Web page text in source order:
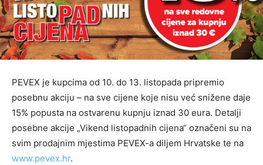
PEVEX je kupcima od 10. do 13. listopada pripremio
posebnu akciju – na sve cijene koje nisu već snižene daje
15% popusta na ostvarenu kupnju iznad 30 eura. Detalji
posebne akcije „Vikend listopadnih cijena“ označeni su na
svim prodajnim mjestima PEVEX-a diljem Hrvatske te na
www.pevex.hr.